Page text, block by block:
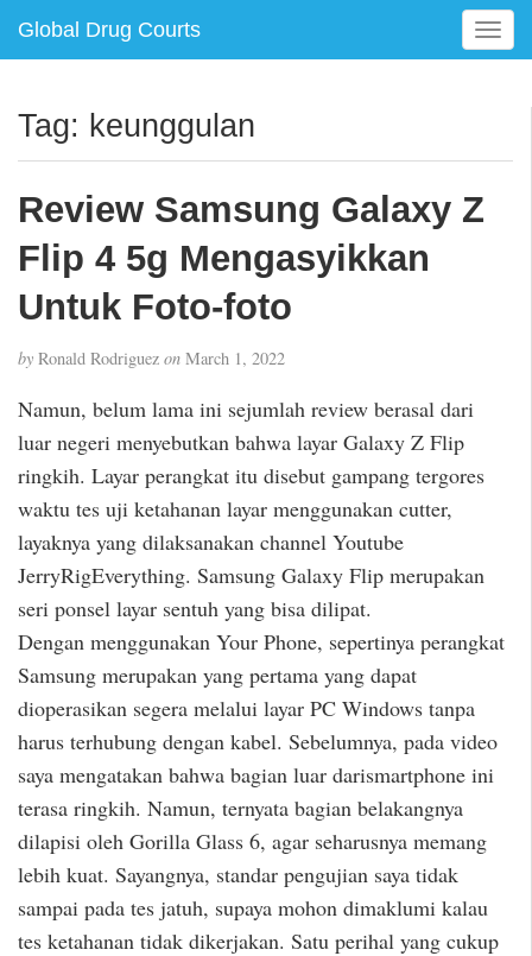
Global Drug Courts
T
o
e
Tag: keunggulan
Review Samsung Galaxy Z
Flip 4 5g Mengasyikkan
Untuk Foto-foto
by Ronald Rodriguez on March 1, 2022
Namun, belum lama ini sejumlah review berasal dari
luar negeri menyebutkan bahwa layar Galaxy Z Flip
ringkih. Layar perangkat itu disebut gampang tergores
waktu tes uji ketahanan layar menggunakan cutter,
layaknya yang dilaksanakan channel Youtube
JerryRigEverything. Samsung Galaxy Flip merupakan
seri ponsel layar sentuh yang bisa dilipat.
Dengan menggunakan Your Phone, sepertinya perangkat
Samsung merupakan yang pertama yang dapat
dioperasikan segera melalui layar PC Windows tanpa
harus terhubung dengan kabel. Sebelumnya, pada video
saya mengatakan bahwa bagian luar darismartphone ini
terasa ringkih. Namun, ternyata bagian belakangnya
dilapisi oleh Gorilla Glass 6, agar seharusnya memang
lebih kuat. Sayangnya, standar pengujian saya tidak
sampai pada tes jatuh, supaya mohon dimaklumi kalau
tes ketahanan tidak dikerjakan. Satu perihal yang cukup